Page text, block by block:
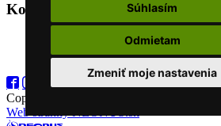
Súhlasím
Odmietam
Zmeniť moje nastavenia
Kontakt
+421 915 44 15 99
eshop@horyasport.sk
Copyright (C) 2026
. Všetky
Web stránky NEONUS.sk